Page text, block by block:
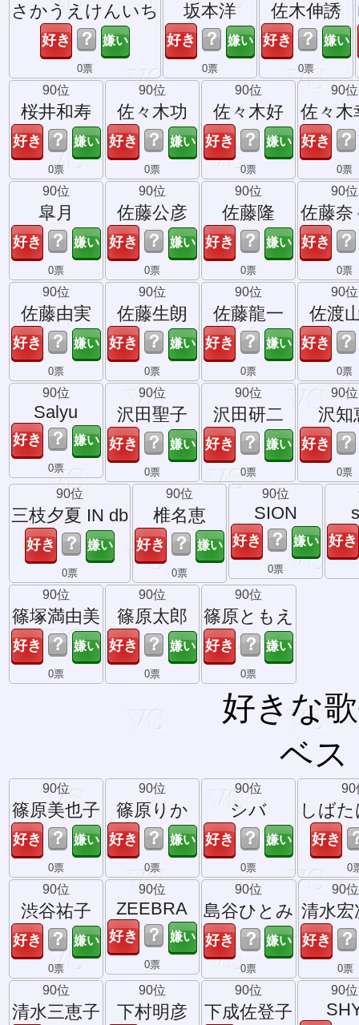
さかうえけんいち
？
0票
坂本洋
？
0票
佐木伸誘
？
0票
90位
桜井和寿
？
0票
90位
佐々木功
？
0票
90位
佐々木好
？
0票
90位
佐々木
？
0票
90位
皐月
？
0票
90位
佐藤公彦
？
0票
90位
佐藤隆
？
0票
90位
佐藤奈
？
0票
90位
佐藤由実
？
0票
90位
佐藤生朗
？
0票
90位
佐藤龍一
？
0票
90位
佐渡
？
0票
90位
Salyu
？
0票
90位
沢田聖子
？
0票
90位
沢田研二
？
0票
90位
沢知
？
0票
90位
三枝夕夏 IN db
？
0票
90位
椎名恵
？
0票
90位
SION
？
0票
90位
篠塚満由美
？
0票
90位
篠原太郎
？
0票
90位
篠原ともえ
？
0票
好きな
ベス
90位
篠原美也子
？
0票
90位
篠原りか
？
0票
90位
シバ
？
0票
90
しば
0
90位
渋谷祐子
？
0票
90位
ZEEBRA
？
0票
90位
島谷ひとみ
？
0票
90位
清水宏
？
0票
90位
清水三恵子
90位
下村明彦
90位
下成佐登子
90位